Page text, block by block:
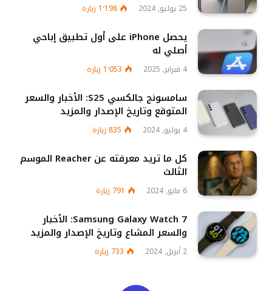
25 يوليو, 2024 1٬198 زيارة
يحصل iPhone على أول تطبيق إباحي
أصلي له
4 فبراير, 2025 1٬053 زيارة
سامسونج جالكسي S25: الأخبار والسعر
المتوقع وتاريخ الإصدار والمزيد
4 يوليو, 2024 835 زيارة
كل ما تريد معرفته عن Reacher الموسم
الثالث
6 مايو, 2024 791 زيارة
Samsung Galaxy Watch 7: الأخبار
والسعر المشاع وتاريخ الإصدار والمزيد
2 أبريل, 2024 733 زيارة